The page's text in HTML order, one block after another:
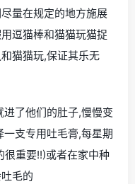
量在规定的地方施展
逗猫棒和猫猫玩猫捉
猫猫玩,保证其乐无
了他们的肚子,慢慢变
支专用吐毛膏,每星期
重要!!)或者在家中种
毛的